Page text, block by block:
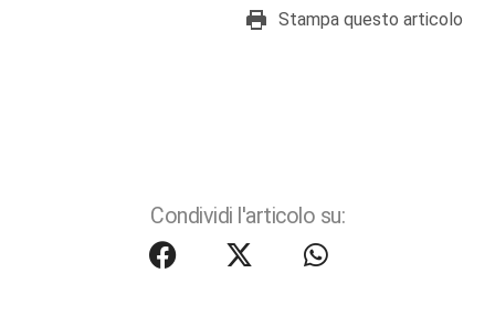
Stampa questo articolo
Condividi l'articolo su: